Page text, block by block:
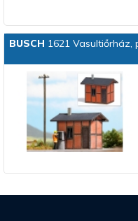
BUSCH 1621 Vasultiőrház,